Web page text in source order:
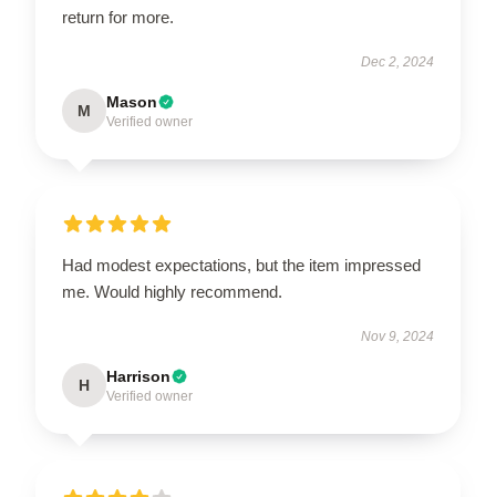
return for more.
Dec 2, 2024
M Mason
Verified owner
Had modest expectations, but the item impressed
me. Would highly recommend.
Nov 9, 2024
H Harrison
Verified owner